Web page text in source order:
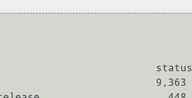
status
9,363